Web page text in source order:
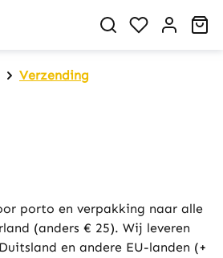
You have 0
Verzending
porto en verpakking naar alle
(anders € 25). Wij leveren
en andere EU-landen (+